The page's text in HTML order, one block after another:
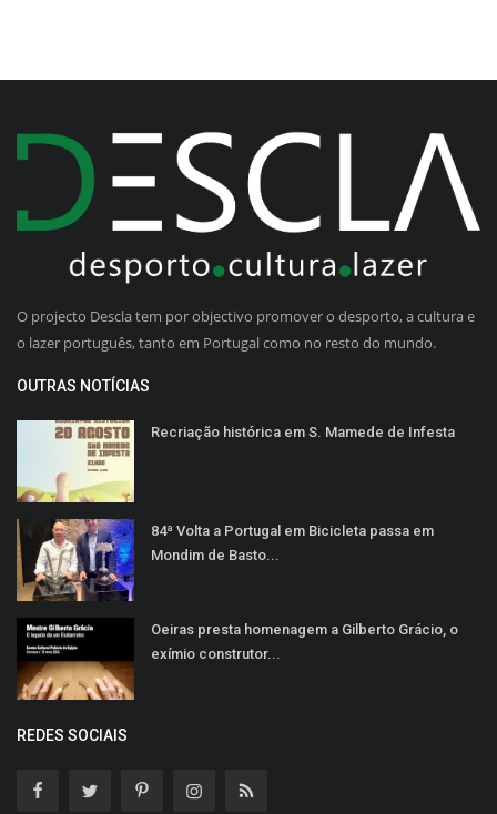
O projecto Descla tem por objectivo promover o desporto, a cultura e
o lazer português, tanto em Portugal como no resto do mundo.
OUTRAS NOTÍCIAS
Recriação histórica em S. Mamede de Infesta
84ª Volta a Portugal em Bicicleta passa em
Mondim de Basto...
Oeiras presta homenagem a Gilberto Grácio, o
exímio construtor...
REDES SOCIAIS